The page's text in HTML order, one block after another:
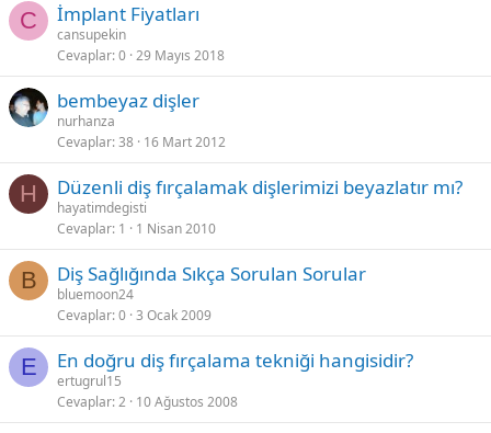
C İmplant Fiyatları
cansupekin
Cevaplar 0 29 Mayıs 2018
bembeyaz dişler
nurhanza
Cevaplar 38 16 Mart 2012
H Düzenli diş fırçalamak dişlerimizi beyazlatır mı?
hayatimdegisti
Cevaplar 1 1 Nisan 2010
B Diş Sağlığında Sıkça Sorulan Sorular
bluemoon24
Cevaplar 0 3 Ocak 2009
E En doğru diş fırçalama tekniği hangisidir?
ertugrul15
Cevaplar 2 10 Ağustos 2008